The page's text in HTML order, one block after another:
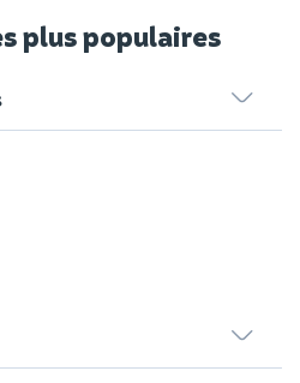
plus populaires